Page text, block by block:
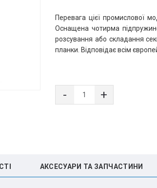
Перевага цієї промислової
Оснащена чотирма
розсування або складання
планки. Відповідає всім
АКСЕСУАРИ ТА ЗАПЧАСТИНИ